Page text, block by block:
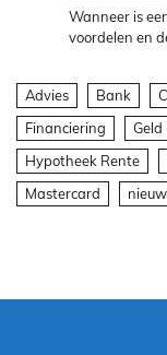
Wanneer is
voordelen en
Advies Bank
Financiering
Geld
Hypotheek Rente
Mastercard